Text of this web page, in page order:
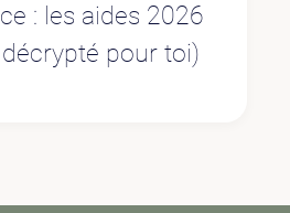
: les aides 2026
pour toi)